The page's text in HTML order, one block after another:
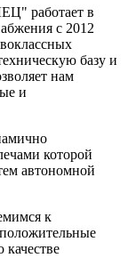
работает в
с 2012
базу и
нам
и
которой
автономной
к
качестве